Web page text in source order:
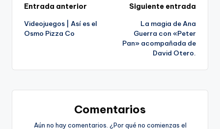
Navegación
de
Entrada anterior
Videojuegos | Así es el
Osmo Pizza Co
Siguiente entrada
La magia de Ana
Guerra con «Peter
Pan» acompañada de
David Otero.
Comentarios
Aún no hay comentarios. ¿Por qué no comienzas el